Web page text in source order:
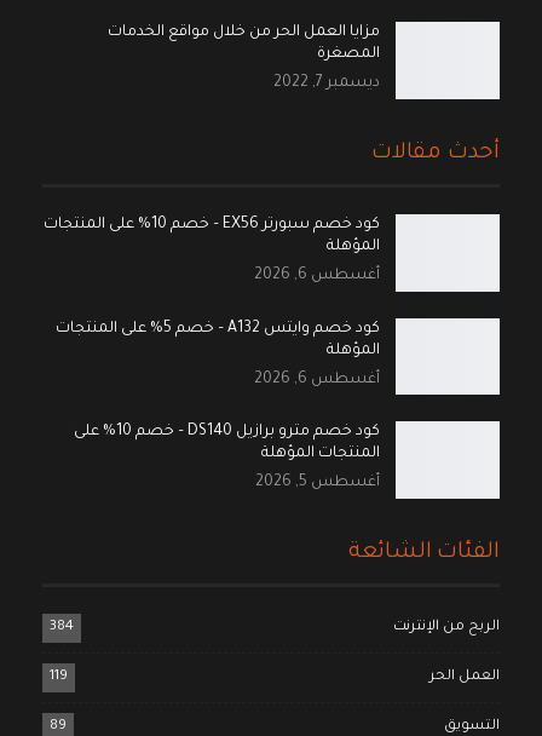
مزايا العمل الحر من خلال مواقع الخدمات
المصغرة
ديسمبر 7, 2022
أحدث مقالات
كود خصم سبورتر EX56 – خصم 10% على المنتجات
المؤهلة
أغسطس 6, 2026
كود خصم وايتس A132 – خصم 5% على المنتجات
المؤهلة
أغسطس 6, 2026
كود خصم مترو برازيل DS140 – خصم 10% على
المنتجات المؤهلة
أغسطس 5, 2026
الفئات الشائعة
الربح من الإنترنت 384
العمل الحر 119
التسويق 89